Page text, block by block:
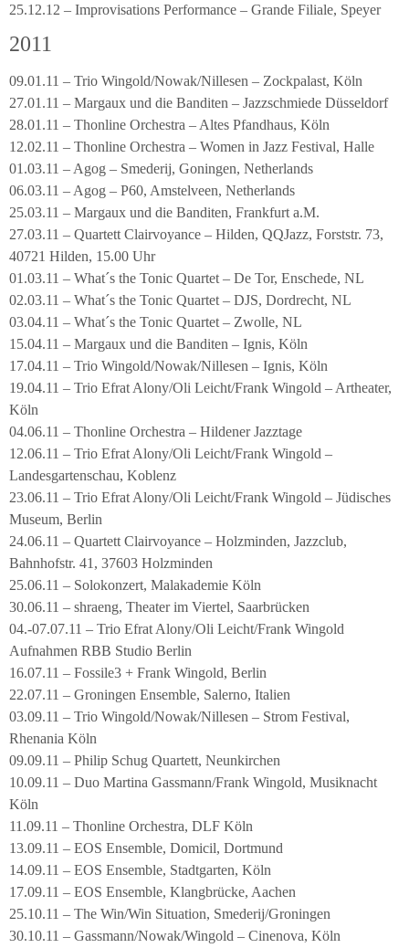
25.12.12 – Improvisations Performance – Grande Filiale, Speyer
2011
09.01.11 – Trio Wingold/Nowak/Nillesen – Zockpalast, Köln
27.01.11 – Margaux und die Banditen – Jazzschmiede Düsseldorf
28.01.11 – Thonline Orchestra – Altes Pfandhaus, Köln
12.02.11 – Thonline Orchestra – Women in Jazz Festival, Halle
01.03.11 – Agog – Smederij, Goningen, Netherlands
06.03.11 – Agog – P60, Amstelveen, Netherlands
25.03.11 – Margaux und die Banditen, Frankfurt a.M.
27.03.11 – Quartett Clairvoyance – Hilden, QQJazz, Forststr. 73,
40721 Hilden, 15.00 Uhr
01.03.11 – What´s the Tonic Quartet – De Tor, Enschede, NL
02.03.11 – What´s the Tonic Quartet – DJS, Dordrecht, NL
03.04.11 – What´s the Tonic Quartet – Zwolle, NL
15.04.11 – Margaux und die Banditen – Ignis, Köln
17.04.11 – Trio Wingold/Nowak/Nillesen – Ignis, Köln
19.04.11 – Trio Efrat Alony/Oli Leicht/Frank Wingold – Artheater,
Köln
04.06.11 – Thonline Orchestra – Hildener Jazztage
12.06.11 – Trio Efrat Alony/Oli Leicht/Frank Wingold –
Landesgartenschau, Koblenz
23.06.11 – Trio Efrat Alony/Oli Leicht/Frank Wingold – Jüdisches
Museum, Berlin
24.06.11 – Quartett Clairvoyance – Holzminden, Jazzclub,
Bahnhofstr. 41, 37603 Holzminden
25.06.11 – Solokonzert, Malakademie Köln
30.06.11 – shraeng, Theater im Viertel, Saarbrücken
04.-07.07.11 – Trio Efrat Alony/Oli Leicht/Frank Wingold
Aufnahmen RBB Studio Berlin
16.07.11 – Fossile3 + Frank Wingold, Berlin
22.07.11 – Groningen Ensemble, Salerno, Italien
03.09.11 – Trio Wingold/Nowak/Nillesen – Strom Festival,
Rhenania Köln
09.09.11 – Philip Schug Quartett, Neunkirchen
10.09.11 – Duo Martina Gassmann/Frank Wingold, Musiknacht
Köln
11.09.11 – Thonline Orchestra, DLF Köln
13.09.11 – EOS Ensemble, Domicil, Dortmund
14.09.11 – EOS Ensemble, Stadtgarten, Köln
17.09.11 – EOS Ensemble, Klangbrücke, Aachen
25.10.11 – The Win/Win Situation, Smederij/Groningen
30.10.11 – Gassmann/Nowak/Wingold – Cinenova, Köln